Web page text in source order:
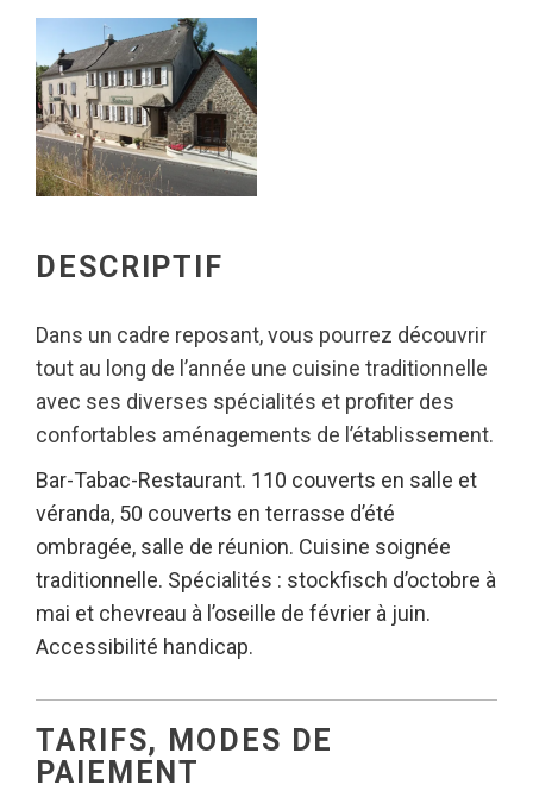
DESCRIPTIF
Dans un cadre reposant, vous pourrez découvrir
tout au long de l’année une cuisine traditionnelle
avec ses diverses spécialités et profiter des
confortables aménagements de l’établissement.
Bar-Tabac-Restaurant. 110 couverts en salle et
véranda, 50 couverts en terrasse d’été
ombragée, salle de réunion. Cuisine soignée
traditionnelle. Spécialités : stockfisch d’octobre à
mai et chevreau à l’oseille de février à juin.
Accessibilité handicap.
TARIFS, MODES DE
PAIEMENT